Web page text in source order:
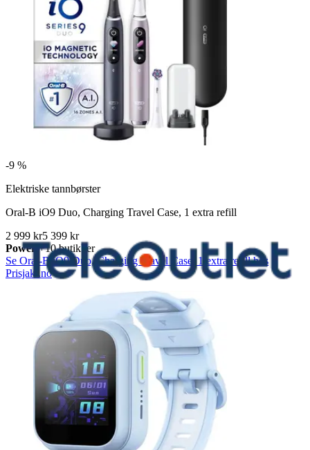
-9 %
Elektriske tannbørster
Oral-B iO9 Duo, Charging Travel Case, 1 extra refill
2 999 kr5 399 kr
Power +10 butikker
Se Oral-B iO9 Duo, Charging Travel Case, 1 extra refill hos
Prisjakt.no